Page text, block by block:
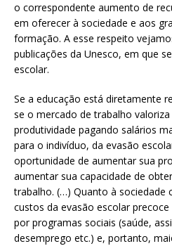
o correspondente aumento de
em oferecer à sociedade e aos
formação. A esse respeito
publicações da Unesco, em que
escolar.
Se a educação está diretamente
se o mercado de trabalho
produtividade pagando salários
para o indivíduo, da evasão
oportunidade de aumentar sua
aumentar sua capacidade de
trabalho. (…) Quanto à sociedade
custos da evasão escolar
por programas sociais (saúde,
desemprego etc.) e, portanto,